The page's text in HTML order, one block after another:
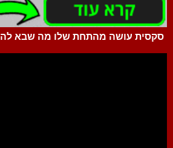
סקסית עושה מהתחת שלו מה שבא לה